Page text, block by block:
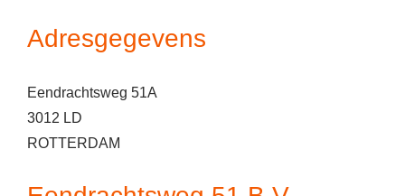
Adresgegevens
Eendrachtsweg 51A
3012 LD
ROTTERDAM